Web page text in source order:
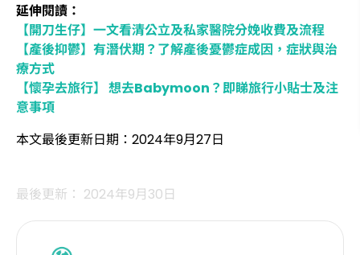
延伸閱讀：
【開刀生仔】一文看清公立及私家醫院分娩收費及流程
【產後抑鬱】有潛伏期？了解產後憂鬱症成因，症狀與治
療方式
【懷孕去旅行】 想去Babymoon？即睇旅行小貼士及注
意事項
本文最後更新日期：2024年9月27日
最後更新： 2024年9月30日